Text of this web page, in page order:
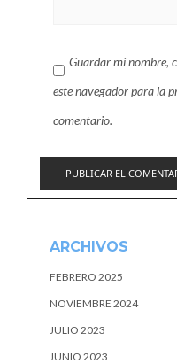
Guardar mi nombre,
este navegador para la
comentario.
ARCHIVOS
FEBRERO 2025
NOVIEMBRE 2024
JULIO 2023
JUNIO 2023